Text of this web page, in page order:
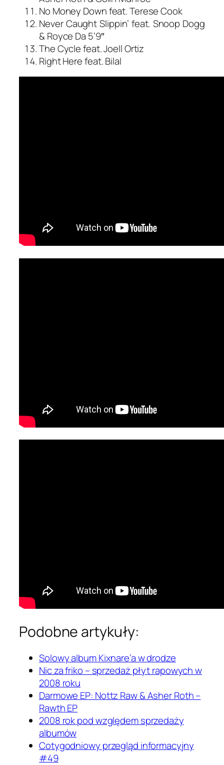
No Money Down feat. Terese Cook
Never Caught Slippin’ feat. Snoop Dogg
& Royce Da 5’9″
The Cycle feat. Joell Ortiz
Right Here feat. Bilal
Podobne artykuły:
Solowy album Kixnare’a w drodze
Nic za friko – sprzedaż płyt rapowych w
2008 roku
Darmowe EP: Nottz Raw & Asher Roth –
Rawth EP
2008 rok pod względem sprzedaży
albumów
Cotygodniowy przegląd informacyjny
#49